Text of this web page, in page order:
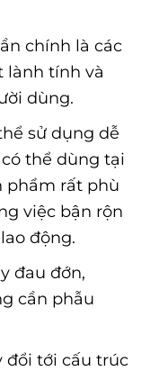
chính là các
lành tính và
dùng.
sử dụng dễ
thể dùng tại
phẩm rất phù
việc bận rộn
động.
đau đớn,
cần phẫu
đổi tới cấu trúc